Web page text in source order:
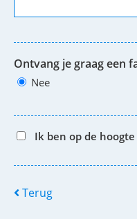
Ontvang je graag een
Nee
Ik ben op de
Terug